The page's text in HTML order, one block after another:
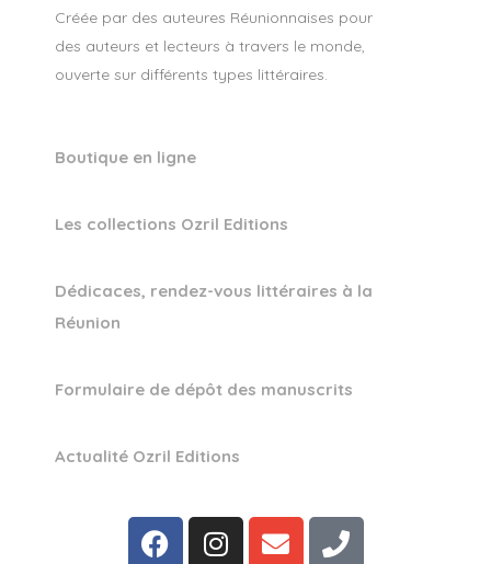
Créée par des auteures Réunionnaises pour
des auteurs et lecteurs à travers le monde,
ouverte sur différents types littéraires.
Boutique en ligne
Les collections Ozril Editions
Dédicaces, rendez-vous littéraires à la
Réunion
Formulaire de dépôt des manuscrits
Actualité Ozril Editions